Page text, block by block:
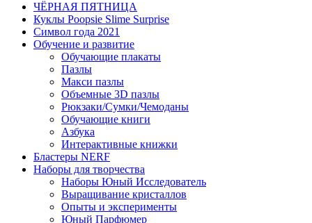
ЧЁРНАЯ ПЯТНИЦА
Куклы Poopsie Slime Surprise
Символ года 2021
Обучение и развитие
Обучающие плакаты
Пазлы
Макси пазлы
Объемные 3D пазлы
Рюкзаки/Сумки/Чемоданы
Обучающие книги
Азбука
Интерактивные книжки
Бластеры NERF
Наборы для творчества
Наборы Юный Исследователь
Выращивание кристаллов
Опыты и эксперименты
Юный Парфюмер